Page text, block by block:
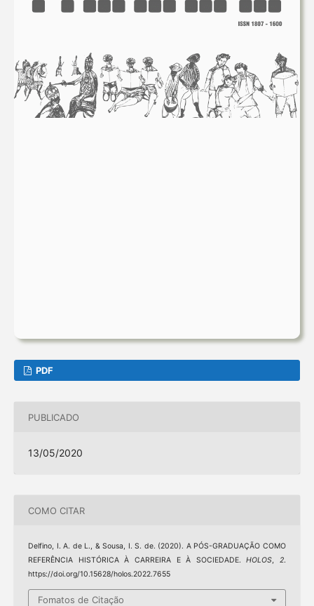
PDF
PUBLICADO
13/05/2020
COMO CITAR
Delfino, I. A. de L., & Sousa, I. S. de. (2020). A PÓS-GRADUAÇÃO COMO
REFERÊNCIA HISTÓRICA À CARREIRA E À SOCIEDADE.HOLOS,2.
https://doi.org/10.15628/holos.2022.7655
Fomatos de Citação